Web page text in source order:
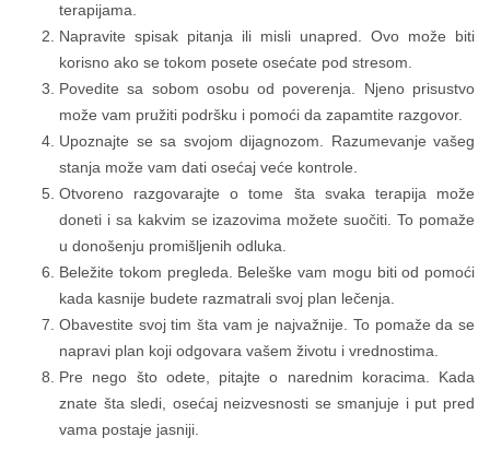
terapijama.
Napravite spisak pitanja ili misli unapred. Ovo može biti
korisno ako se tokom posete osećate pod stresom.
Povedite sa sobom osobu od poverenja. Njeno prisustvo
može vam pružiti podršku i pomoći da zapamtite razgovor.
Upoznajte se sa svojom dijagnozom. Razumevanje vašeg
stanja može vam dati osećaj veće kontrole.
Otvoreno razgovarajte o tome šta svaka terapija može
doneti i sa kakvim se izazovima možete suočiti. To pomaže
u donošenju promišljenih odluka.
Beležite tokom pregleda. Beleške vam mogu biti od pomoći
kada kasnije budete razmatrali svoj plan lečenja.
Obavestite svoj tim šta vam je najvažnije. To pomaže da se
napravi plan koji odgovara vašem životu i vrednostima.
Pre nego što odete, pitajte o narednim koracima. Kada
znate šta sledi, osećaj neizvesnosti se smanjuje i put pred
vama postaje jasniji.